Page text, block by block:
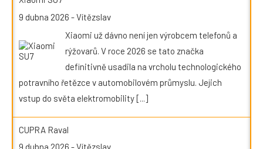
9 dubna 2026 -Vítězslav
Xiaomi už dávno není jen výrobcem telefonů a
rýžovarů. V roce 2026 se tato značka
definitivně usadila na vrcholu technologického
potravního řetězce v automobilovém průmyslu. Jejich
vstup do světa elektromobility [...]
CUPRA Raval